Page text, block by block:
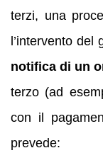
terzi, una
l’intervento
notifica di un
terzo (ad
con il
prevede: